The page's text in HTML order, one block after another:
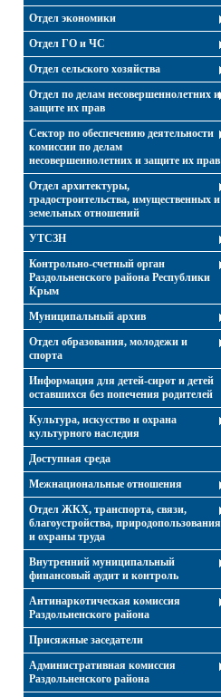
Отдел экономики
Отдел ГО и ЧС
Отдел сельского хозяйства
Отдел по делам несовершеннолетних и
защите их прав
Сектор по обеспечению деятельности
комиссии по делам
несовершеннолетних и защите их прав
Отдел архитектуры,
градостроительства, имущественных и
земельных отношений
УТСЗН
Контрольно-счетный орган
Раздольненского района Республики
Крым
Муниципальный архив
Отдел образования, молодежи и
спорта
Информация для детей-сирот и детей
оставшихся без попечения родителей
Культура, искусство и охрана
культурного наследия
Доступная среда
Межнациональные отношения
Отдел ЖКХ, транспорта, связи,
благоустройства, природопользования
и охраны труда
Внутренний муниципальный
финансовый аудит и контроль
Антинаркотическая комиссия
Раздольненского района
Присяжные заседатели
Административная комиссия
Раздольненского района